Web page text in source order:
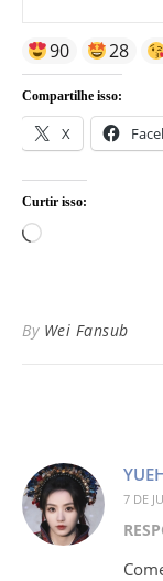
90 28
Compartilhe isso:
X
Curtir isso:
Carregando...
By Wei Fansub
7 DE